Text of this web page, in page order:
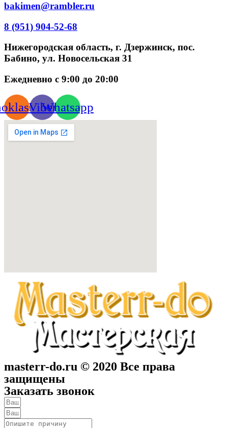
bakimen@rambler.ru
8 (951) 904-52-68
Нижегородская область, г. Дзержинск, пос.
Бабино, ул. Новосельская 31
Ежедневно с 9:00 до 20:00
ViberWhatsapp
masterr-do.ru © 2020 Все права
защищены
Заказать звонок